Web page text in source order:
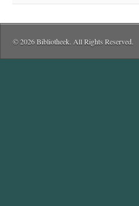
© 2026 Bibliotheek. All Rights Reserved.